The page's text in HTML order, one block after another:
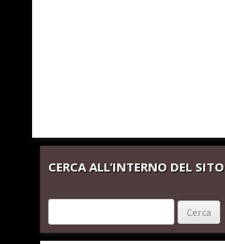
CERCA ALL’INTERNO DEL SITO
per: